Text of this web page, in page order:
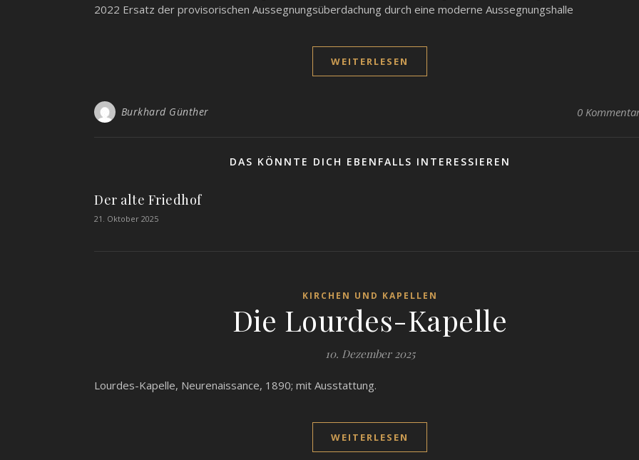
2022 Ersatz der provisorischen Aussegnungsüberdachung durch eine moderne Aussegnungshalle
WEITERLESEN
Burkhard Günther 0
DAS KÖNNTE DICH EBENFALLS INTERESSIEREN
Der alte Friedhof
21. Oktober 2025
KIRCHEN UND KAPELLEN
Die Lourdes-Kapelle
10. Dezember 2025
Lourdes-Kapelle, Neurenaissance, 1890; mit Ausstattung.
WEITERLESEN